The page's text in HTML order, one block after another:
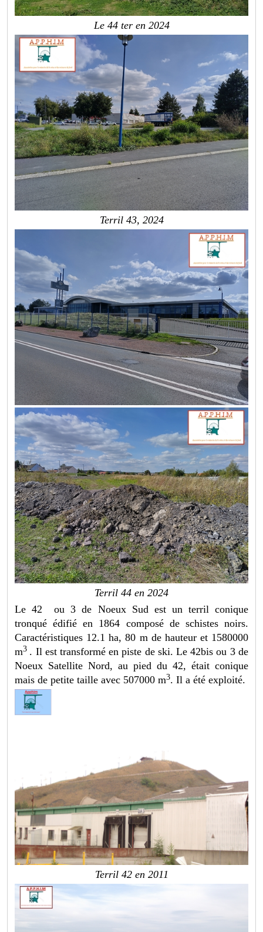
Le 44 ter en 2024
Terril 43, 2024
Terril 44 en 2024
Le 42 ou 3 de Noeux Sud est un terril conique
tronqué édifié en 1864 composé de schistes noirs.
Caractéristiques 12.1 ha, 80 m de hauteur et 1580000
m3 . Il est transformé en piste de ski. Le 42bis ou 3 de
Noeux Satellite Nord, au pied du 42, était conique
mais de petite taille avec 507000 m3. Il a été exploité.
Terril 42 en 2011